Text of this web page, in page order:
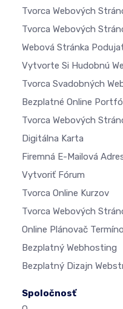
Tvorca Webových
Tvorca Webových
Webová Stránka
Vytvorte Si Hudobnú
Tvorca Svadobných
Bezplatné Online
Tvorca Webových
Digitálna Karta
Firemná E-Mailová
Vytvoriť Fórum
Tvorca Online Kurzov
Tvorca Webových
Online Plánovač
Bezplatný Webhosting
Bezplatný Dizajn
Spoločnosť